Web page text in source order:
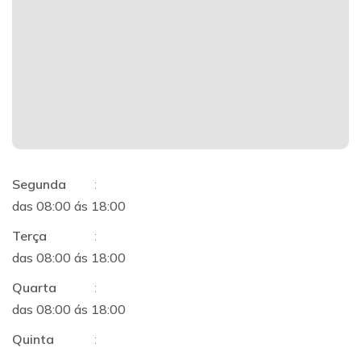
Segunda
:
das 08:00 ás 18:00
Terça
:
das 08:00 ás 18:00
Quarta
:
das 08:00 ás 18:00
Quinta
: